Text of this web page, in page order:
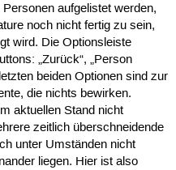
aufgelistet werden,
noch nicht fertig zu sein,
wird. Die Optionsleiste
„Zurück“, „Person
beiden Optionen sind zur
die nichts bewirken.
aktuellen Stand nicht
zeitlich überschneidende
unter Umständen nicht
liegen. Hier ist also